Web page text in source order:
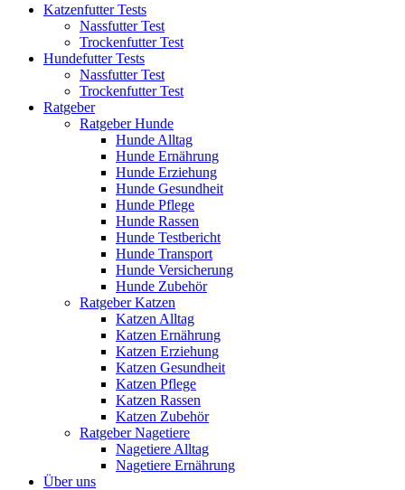
Katzenfutter Tests
Nassfutter Test
Trockenfutter Test
Hundefutter Tests
Nassfutter Test
Trockenfutter Test
Ratgeber
Ratgeber Hunde
Hunde Alltag
Hunde Ernährung
Hunde Erziehung
Hunde Gesundheit
Hunde Pflege
Hunde Rassen
Hunde Testbericht
Hunde Transport
Hunde Versicherung
Hunde Zubehör
Ratgeber Katzen
Katzen Alltag
Katzen Ernährung
Katzen Erziehung
Katzen Gesundheit
Katzen Pflege
Katzen Rassen
Katzen Zubehör
Ratgeber Nagetiere
Nagetiere Alltag
Nagetiere Ernährung
Über uns